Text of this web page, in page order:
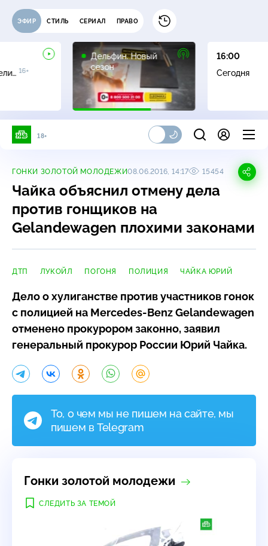
ЭФИР СТИЛЬ СЕРИАЛ ПРАВО
16+
Дельфин. Новый
сезон
16+
16:00
Сегодня
18+
ГОНКИ ЗОЛОТОЙ МОЛОДЕЖИ08.06.2016, 14:17 15454
Чайка объяснил отмену дела
против гонщиков на
Gelandewagen плохими законами
ДТП ЛУКОЙЛ ПОГОНЯ ПОЛИЦИЯ ЧАЙКА ЮРИЙ
Дело о хулиганстве против участников гонок
с полицией на Mercedes-BenzGelandewagen
отменено прокурором законно, заявил
генеральный прокурор России Юрий Чайка.
То, о чем мы не пишем на сайте, мы
пишем в Telegram
Гонки золотой молодежи
СЛЕДИТЬ ЗА ТЕМОЙ